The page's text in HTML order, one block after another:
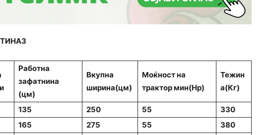
Работна
зафатнина
(цм)
Вкупна
ширина(цм)
Моќност на
трактор мин(Нр)
Тежин
а(Кг)
135 250 55
330
165 275 55
380